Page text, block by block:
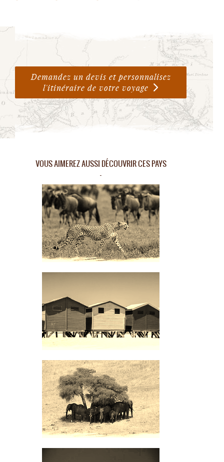
Demandez un devis et personnalisez
l'itinéraire de votre voyage
VOUS AIMEREZ AUSSI DÉCOUVRIR CES PAYS